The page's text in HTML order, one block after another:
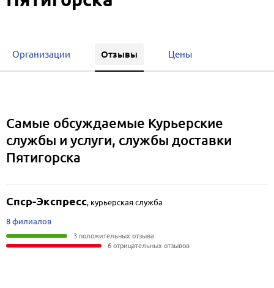
Организации Отзывы Цены
Самые обсуждаемые Курьерские
службы и услуги, службы доставки
Пятигорска
Спср-Экспресс, курьерская служба
8 филиалов
3 положительных отзыва
6 отрицательных отзывов